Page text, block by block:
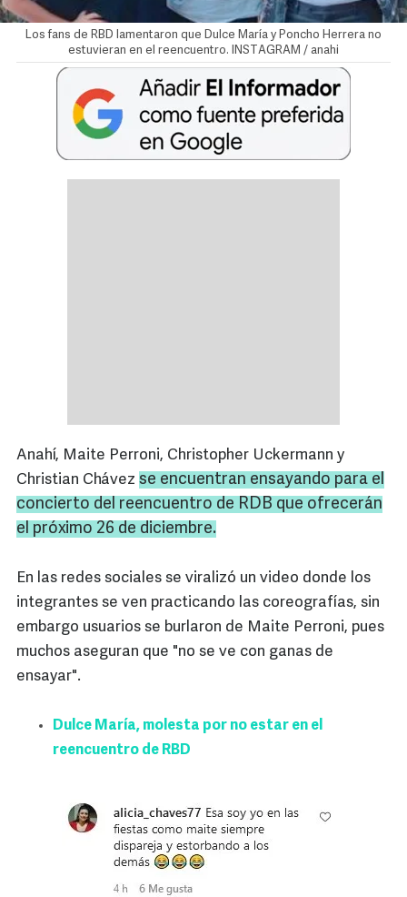
Los fans de RBD lamentaron que Dulce María y Poncho Herrera no
estuvieran en el reencuentro. INSTAGRAM / anahi
Anahí, Maite Perroni, Christopher Uckermann y
Christian Chávez se encuentran ensayando para el
concierto del reencuentro de RDB que ofrecerán
el próximo 26 de diciembre.
En las redes sociales se viralizó un video donde los
integrantes se ven practicando las coreografías, sin
embargo usuarios se burlaron de Maite Perroni, pues
muchos aseguran que "no se ve con ganas de
ensayar".
Dulce María, molesta por no estar en el
reencuentro de RBD